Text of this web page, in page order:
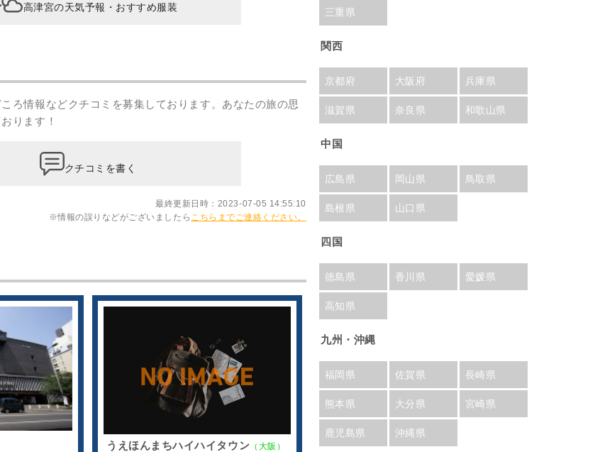
高津宮の天気予報・おすすめ服装
ろ情報などクチコミを募集しております。あなたの旅の思
ります！
クチコミを書く
最終更新日時：2023-07-05 14:55:10
※情報の誤りなどがございましたら こちらまでご連絡ください。
うえほんまちハイハイタウン （大阪）
三重県
関西
京都府 大阪府 兵庫県
滋賀県 奈良県 和歌山県
中国
広島県 岡山県 鳥取県
島根県 山口県
四国
徳島県 香川県 愛媛県
高知県
九州・沖縄
福岡県 佐賀県 長崎県
熊本県 大分県 宮崎県
鹿児島県 沖縄県